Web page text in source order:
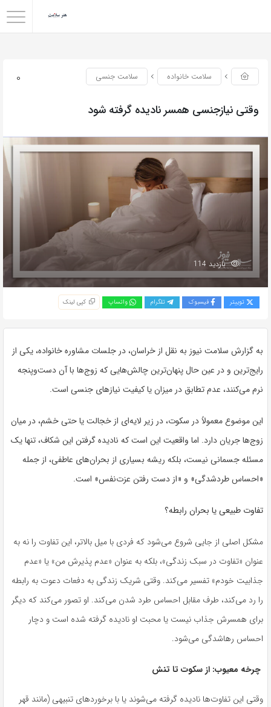
0 سلامت خانواده سلامت جنسی
وقتی نیازجنسی همسر نادیده گرفته شود
بازدید 114
توییتر فیسبوک تلگرام واتساپ کپی لینک
به گزارش سلامت نیوز به نقل از خراسان، در جلسات مشاوره خانواده، یکی از
رایج‌ترین و در عین حال پنهان‌ترین چالش‌هایی که زوج‌ها با آن دست‌وپنجه
نرم می‌کنند، عدم تطابق در میزان یا کیفیت نیازهای جنسی است.
این موضوع معمولاً در سکوت، در زیر لایه‌ای از خجالت یا حتی خشم، در میان
زوج‌ها جریان دارد. اما واقعیت این است که نادیده گرفتن این شکاف، تنها یک
مسئله‌ جسمانی نیست، بلکه ریشه‌ بسیاری از بحران‌های عاطفی، از جمله
«احساس طردشدگی» و «از دست رفتن عزت‌نفس» است.
تفاوت طبیعی یا بحران رابطه؟
مشکل اصلی از جایی شروع می‌شود که فردی با میل بالاتر، این تفاوت را نه به
عنوان «تفاوت در سبک زندگی»، بلکه به عنوان «عدم پذیرش من» یا «عدم
جذابیت خودم» تفسیر می‌کند. وقتی شریک زندگی به دفعات دعوت به رابطه
را رد می‌کند، طرف مقابل احساس طرد شدن می‌کند. او تصور می‌کند که دیگر
برای همسرش جذاب نیست یا محبت او نادیده گرفته شده است و دچار
احساس رهاشدگی می‌شود.
چرخه‌ معیوب: از سکوت تا تنش
وقتی این تفاوت‌ها نادیده گرفته می‌شوند یا با برخوردهای تنبیهی (مانند قهر